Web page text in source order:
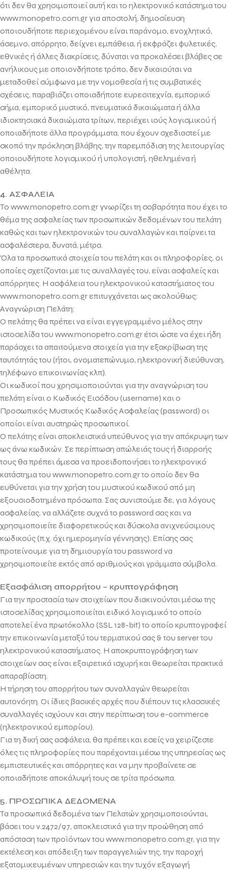
ότι δεν θα χρησιμοποιεί αυτή και το ηλεκτρονικό κατάστημα του
www.monopetro.com.gr για αποστολή, δημοσίευση
οποιουδήποτε περιεχομένου είναι παράνομο, ενοχλητικό,
άσεμνο, απόρρητο, δείχνει εμπάθεια, ή εκφράζει φυλετικές,
εθνικές ή άλλες διακρίσεις, δύναται να προκαλέσει βλάβες σε
ανήλικους με οποιονδήποτε τρόπο, δεν δικαιούται να
μεταδοθεί σύμφωνα με την νομοθεσία ή τις συμβατικές
σχέσεις, παραβιάζει οποιαδήποτε ευρεσιτεχνία, εμπορικό
σήμα, εμπορικό μυστικό, πνευματικά δικαιώματα ή άλλα
ιδιοκτησιακά δικαιώματα τρίτων, περιέχει ιούς λογισμικού ή
οποιαδήποτε άλλα προγράμματα, που έχουν σχεδιαστεί με
σκοπό την πρόκληση βλάβης, την παρεμπόδιση της λειτουργίας
οποιουδήποτε λογισμικού ή υπολογιστή, ηθελημένα ή
αθέλητα.
4. ΑΣΦΑΛΕΙΑ
Το www.monopetro.com.gr γνωρίζει τη σοβαρότητα που έχει το
θέμα της ασφαλείας των προσωπικών δεδομένων του πελάτη
καθώς και των ηλεκτρονικών του συναλλαγών και παίρνει τα
ασφαλέστερα, δυνατά, μέτρα.
Όλα τα προσωπικά στοιχεία του πελάτη και οι πληροφορίες, οι
οποίες σχετίζονται με τις συναλλαγές του, είναι ασφαλείς και
απόρρητες. Η ασφάλεια του ηλεκτρονικού καταστήματος του
www.monopetro.com.gr επιτυγχάνεται ως ακολούθως:
Αναγνώριση Πελάτη:
Ο πελάτης θα πρέπει να είναι εγγεγραμμένο μέλος στην
ιστοσελίδα του www.monopetro.com.gr έτσι ώστε να έχει ήδη
παράσχει τα απαιτούμενα στοιχεία για την εξακρίβωση της
ταυτότητάς του (ήτοι, ονοματεπώνυμο, ηλεκτρονική διεύθυνση,
τηλέφωνο επικοινωνίας κλπ).
Οι κωδικοί που χρησιμοποιούνται για την αναγνώριση του
πελάτη είναι ο Κωδικός Εισόδου (username) και ο
Προσωπικός Μυστικός Κωδικός Ασφαλείας (password) οι
οποίοι είναι αυστηρώς προσωπικοί.
Ο πελάτης είναι αποκλειστικά υπεύθυνος για την απόκρυψη των
ως άνω κωδικών. Σε περίπτωση απώλειάς τους ή διαρροής
τους θα πρέπει άμεσα να προειδοποιήσει το ηλεκτρονικό
κατάστημα του www.monopetro.com.gr το οποίο δεν θα
ευθύνεται για την χρήση του μυστικού κωδικού από μη
εξουσιοδοτημένα πρόσωπα. Σας συνιστούμε δε, για λόγους
ασφαλείας, να αλλάζετε συχνά το password σας και να
χρησιμοποιείτε διαφορετικούς και δύσκολα ανιχνεύσιμους
κωδικούς (π.χ. όχι ημερομηνία γέννησης). Επίσης σας
προτείνουμε για τη δημιουργία του password να
χρησιμοποιείτε εκτός από αριθμούς και γράμματα σύμβολα.
Εξασφάλιση απορρήτου – κρυπτογράφηση
Για την προστασία των στοιχείων που διακινούνται μέσω της
ιστοσελίδας χρησιμοποιείται ειδικό λογισμικό το οποίο
αποτελεί ένα πρωτόκολλο (SSL 128-bit) το οποίο κρυπτογραφεί
την επικοινωνία μεταξύ του τερματικού σας & του server του
ηλεκτρονικού καταστήματος. Η αποκρυπτογράφηση των
στοιχείων σας είναι εξαιρετικά ισχυρή και θεωρείται πρακτικά
απαραβίαστη.
Η τήρηση του απορρήτου των συναλλαγών θεωρείται
αυτονόητη. Οι ίδιες βασικές αρχές που διέπουν τις κλασσικές
συναλλαγές ισχύουν και στην περίπτωση του e-commerce
(ηλεκτρονικού εμπορίου).
Για τη δική σας ασφάλεια, θα πρέπει και εσείς να χειρίζεστε
όλες τις πληροφορίες που παρέχονται μέσω της υπηρεσίας ως
εμπιστευτικές και απόρρητες και να μην προβαίνετε σε
οποιαδήποτε αποκάλυψή τους σε τρίτα πρόσωπα.
5. ΠΡΟΣΩΠΙΚΑ ΔΕΔΟΜΕΝΑ
Τα προσωπικά δεδομένα των Πελατών χρησιμοποιούνται,
βάσει του ν.2472/97, αποκλειστικά για την προώθηση από
απόσταση των προϊόντων του www.monopetro.com.gr, για την
εκτέλεση και απόδειξη των παραγγελιών της, την παροχή
εξατομικευμένων υπηρεσιών και την τυχόν εξαγωγή